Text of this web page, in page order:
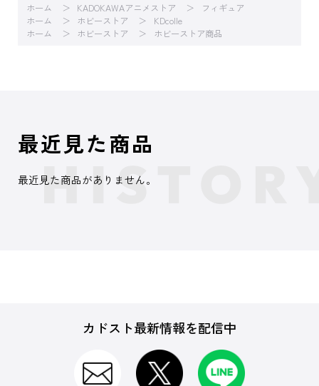
ホーム KADOKAWAアニメストア
フィギュア
ホーム
ホビーストア
KDcolle
ホーム
ホビーストア ホビーストア商品
最近見た商品
最近見た商品がありません。
カドスト最新情報を配信中